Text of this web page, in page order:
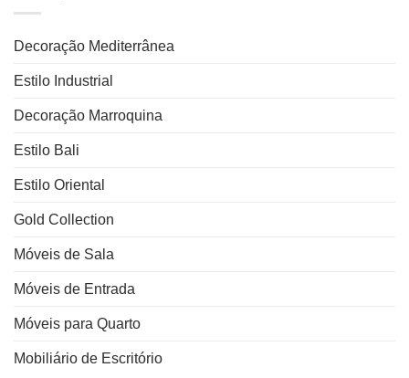
Decoração Mediterrânea
Estilo Industrial
Decoração Marroquina
Estilo Bali
Estilo Oriental
Gold Collection
Móveis de Sala
Móveis de Entrada
Móveis para Quarto
Mobiliário de Escritório